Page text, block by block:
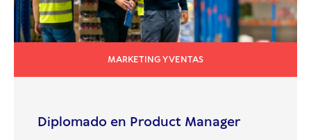
MARKETING Y VENTAS
Diplomado en Product Manager